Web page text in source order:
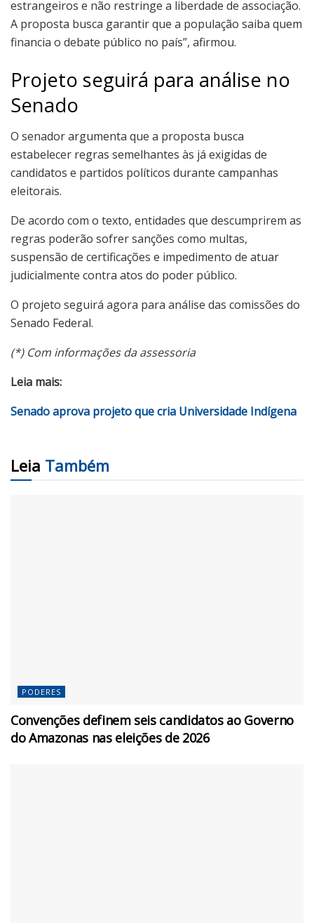
estrangeiros e não restringe a liberdade de associação.
A proposta busca garantir que a população saiba quem
financia o debate público no país”, afirmou.
Projeto seguirá para análise no
Senado
O senador argumenta que a proposta busca
estabelecer regras semelhantes às já exigidas de
candidatos e partidos políticos durante campanhas
eleitorais.
De acordo com o texto, entidades que descumprirem as
regras poderão sofrer sanções como multas,
suspensão de certificações e impedimento de atuar
judicialmente contra atos do poder público.
O projeto seguirá agora para análise das comissões do
Senado Federal.
(*) Com informações da assessoria
Leia mais:
Senado aprova projeto que cria Universidade Indígena
Leia Também
PODERES
Convenções definem seis candidatos ao Governo
do Amazonas nas eleições de 2026